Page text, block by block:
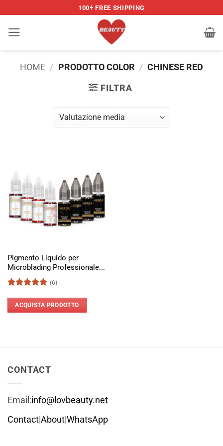
contenuti
100+ FREE SHIPPING
HOME / PRODOTTO COLOR / CHINESE RED
FILTRA
Pigmento Liquido per
Microblading Professionale...
su 5
(6)
ACQUISTA PRODOTTO
CONTACT
Email:info@lovbeauty.net
Contact|About|WhatsApp